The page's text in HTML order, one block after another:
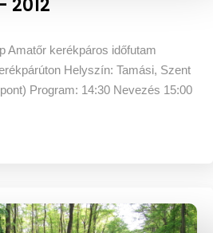
Amatőr kerékpáros időfutam
Helyszín: Tamási, Szent
Program: 14:30 Nevezés 15:00